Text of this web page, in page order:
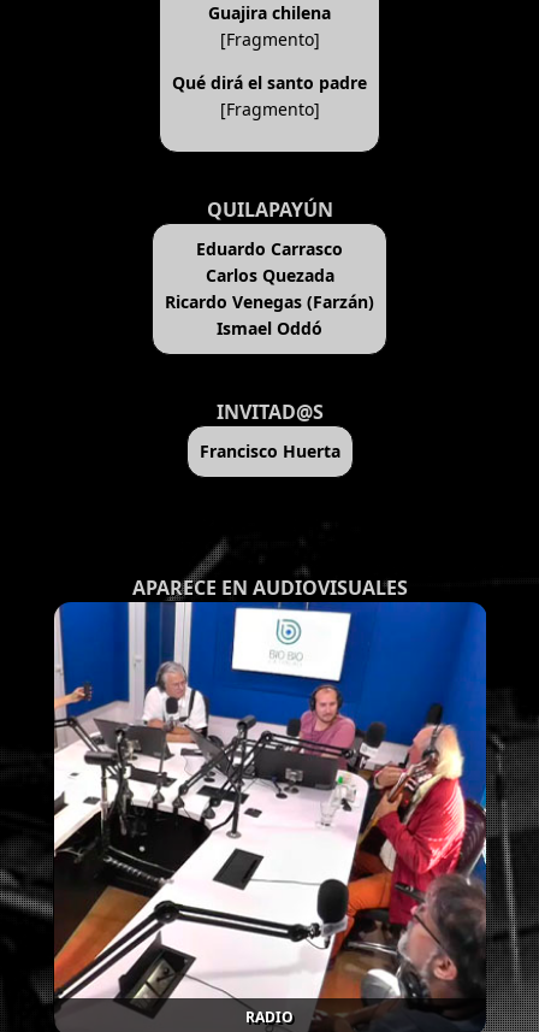
Guajira chilena
[Fragmento]
Qué dirá el santo padre
[Fragmento]
QUILAPAYÚN
Eduardo Carrasco
Carlos Quezada
Ricardo Venegas (Farzán)
Ismael Oddó
INVITAD@S
Francisco Huerta
APARECE EN AUDIOVISUALES
RADIO